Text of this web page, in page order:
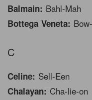
Balmain: Bahl-Mah
Bottega Veneta:
C
Celine: Sell-Een
Chalayan: Cha-lie-on